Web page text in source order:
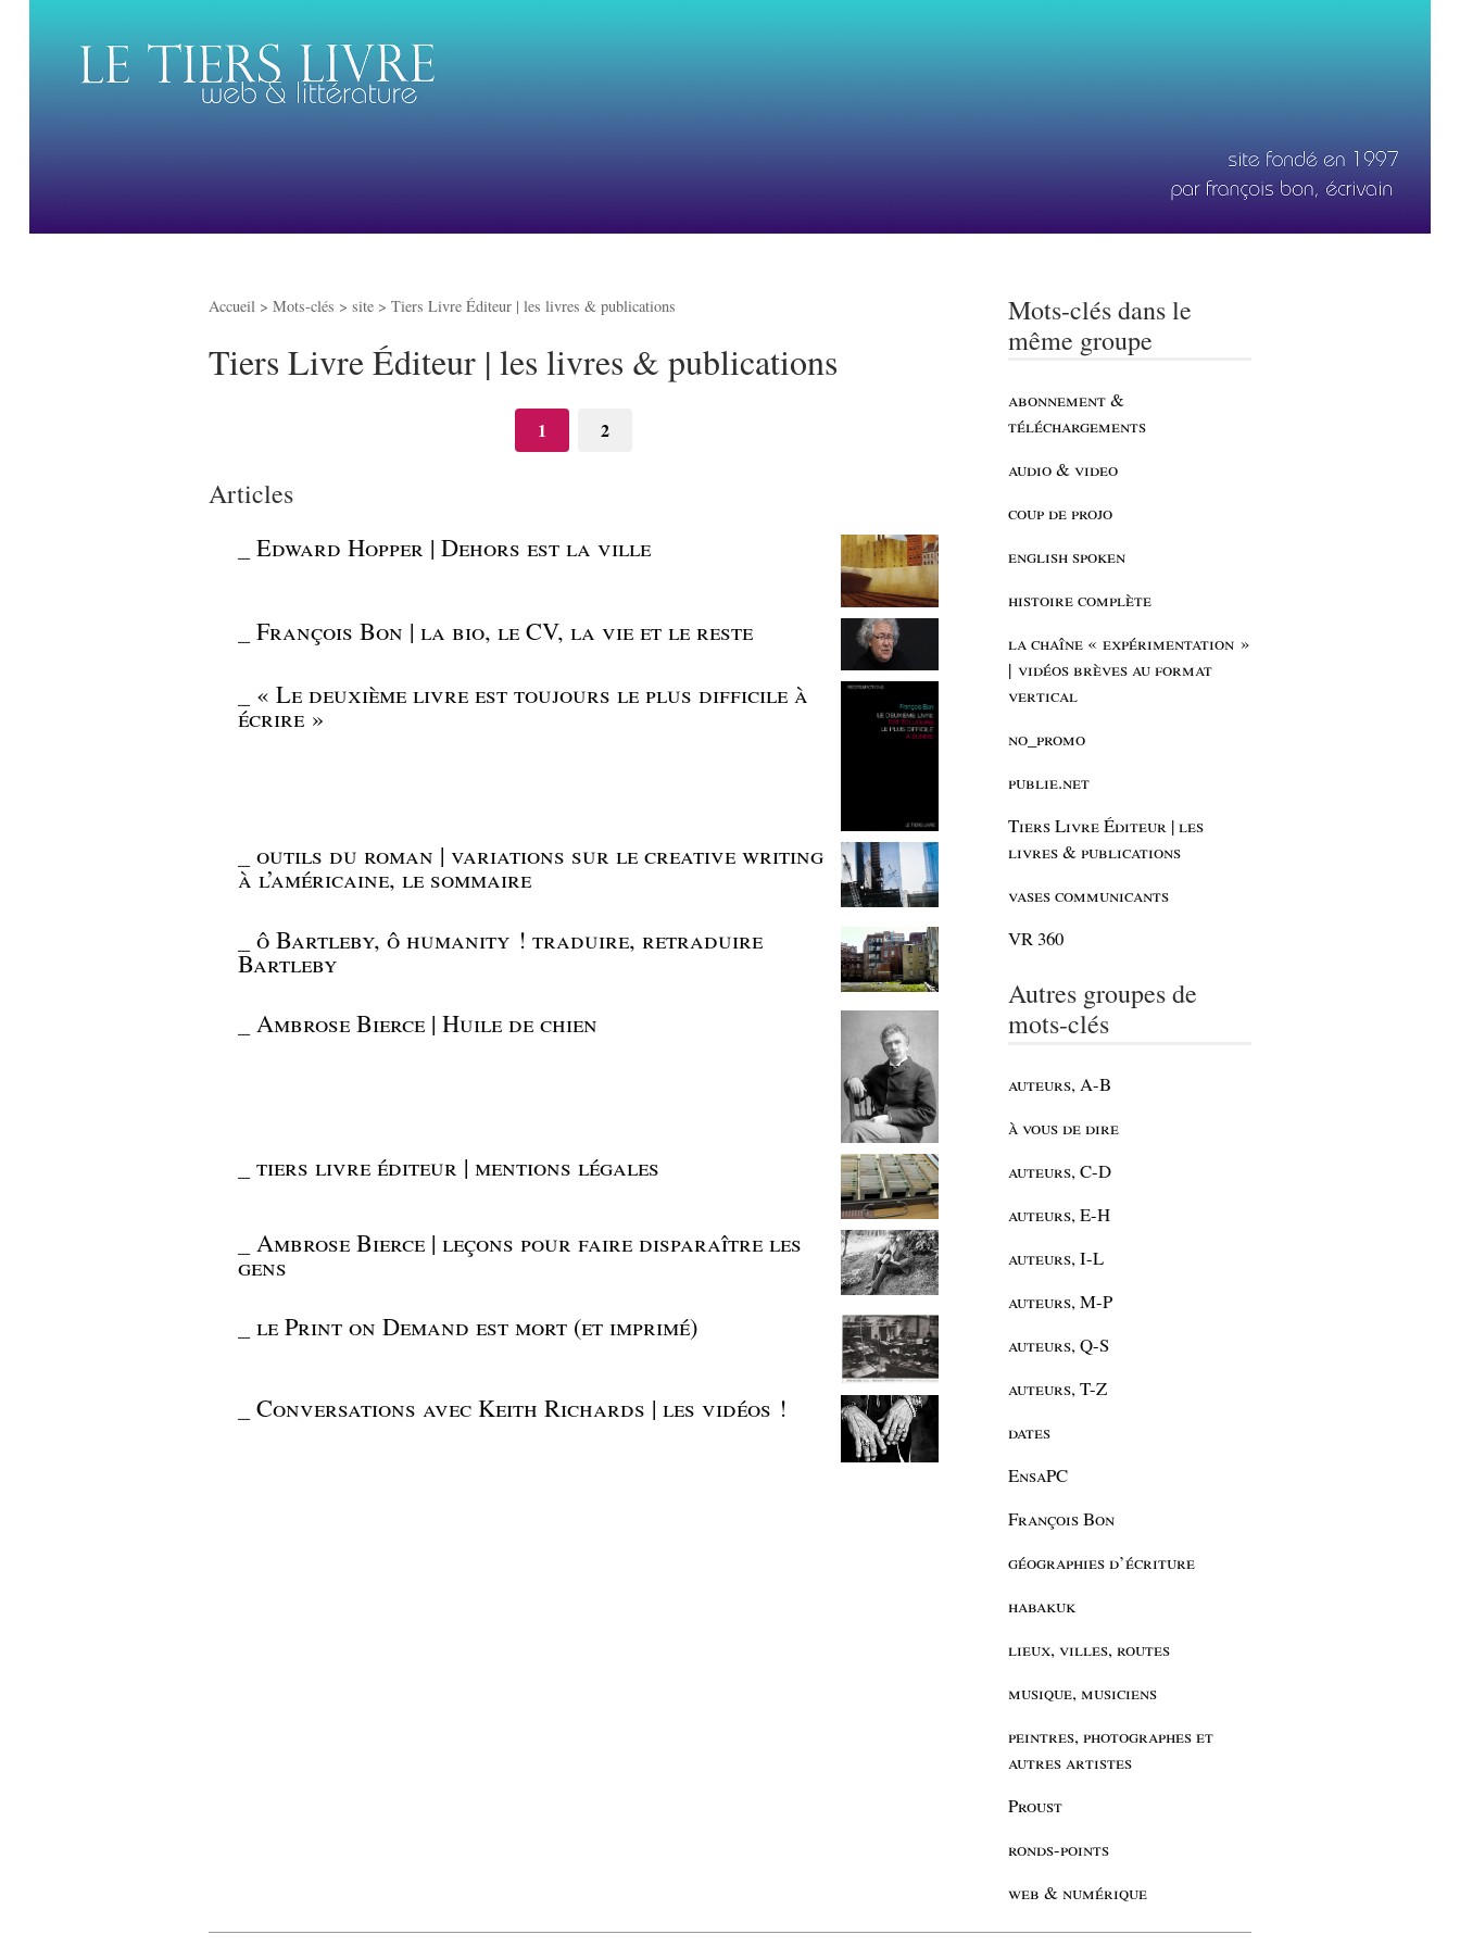
Accueil > Mots-clés > site > Tiers Livre Éditeur | les livres & publications
Tiers Livre Éditeur | les livres & publications
1 2
Articles
Edward Hopper | Dehors est la ville
François Bon | la bio, le CV, la vie et le reste
« Le deuxième livre est toujours le plus difficile à
écrire »
outils du roman | variations sur le creative writing
à l’américaine, le sommaire
ô Bartleby, ô humanity ! traduire, retraduire
Bartleby
Ambrose Bierce | Huile de chien
tiers livre éditeur | mentions légales
Ambrose Bierce | leçons pour faire disparaître les
gens
le Print on Demand est mort (et imprimé)
Conversations avec Keith Richards | les vidéos !
Mots-clés dans le
même groupe
abonnement &
téléchargements
audio & video
coup de projo
english spoken
histoire complète
la chaîne « expérimentation »
| vidéos brèves au format
vertical
no_promo
publie.net
Tiers Livre Éditeur | les
livres & publications
vases communicants
VR 360
Autres groupes de
mots-clés
auteurs, A-B
à vous de dire
auteurs, C-D
auteurs, E-H
auteurs, I-L
auteurs, M-P
auteurs, Q-S
auteurs, T-Z
dates
EnsaPC
François Bon
géographies d’écriture
habakuk
lieux, villes, routes
musique, musiciens
peintres, photographes et
autres artistes
Proust
ronds-points
web & numérique